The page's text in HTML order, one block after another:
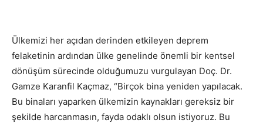
Ülkemizi her açıdan derinden etkileyen deprem
felaketinin ardından ülke genelinde önemli bir kentsel
dönüşüm sürecinde olduğumuzu vurgulayan Doç. Dr.
Gamze Karanfil Kaçmaz, “Birçok bina yeniden yapılacak.
Bu binaları yaparken ülkemizin kaynakları gereksiz bir
şekilde harcanmasın, fayda odaklı olsun istiyoruz. Bu